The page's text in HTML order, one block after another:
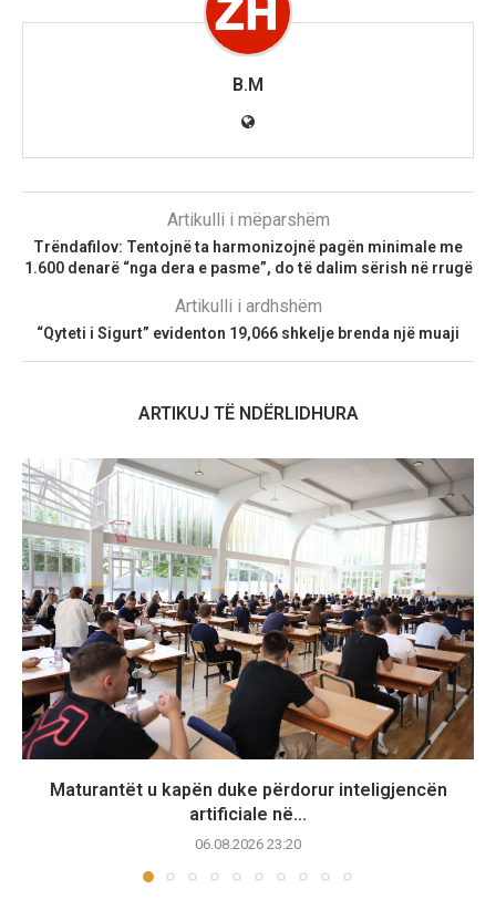
B.M
Artikulli i mëparshëm
Trëndafilov: Tentojnë ta harmonizojnë pagën minimale me
1.600 denarë “nga dera e pasme”, do të dalim sërish në rrugë
Artikulli i ardhshëm
“Qyteti i Sigurt” evidenton 19,066 shkelje brenda një muaji
ARTIKUJ TË NDËRLIDHURA
Maturantët u kapën duke përdorur inteligjencën
artificiale në...
06.08.2026 23:20